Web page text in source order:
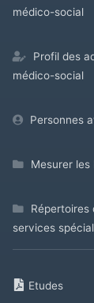
médico-social
Profil des
médico-social
Personnes
Mesurer
Répertoires
services
Etudes